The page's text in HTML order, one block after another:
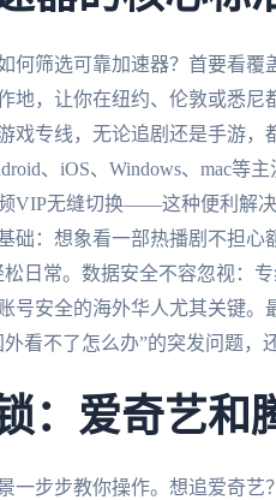
何筛选可靠加速器？首要看
地，让你在纽约、伦敦或悉尼
戏专线，无论追剧还是手游
、iOS、Windows、mac等
VIP无缝切换——这种便利解
础：想象看一部热播剧不担
松日常。数据安全不容忽视：
安全的海外华人尤其关键。
看不了怎么办”的突发问题，
：爱奇艺和
一步步教你操作。想追爱奇艺